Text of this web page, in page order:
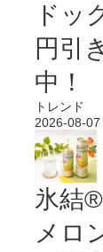
ドッ
円引
中！
トレンド
2026-08-07
氷結
メロ